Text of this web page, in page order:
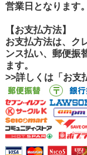
営業日となります。
【お支払方法】
お支払方法は、ク
ンス払い、郵便振
ます。
>>詳しくは「お支